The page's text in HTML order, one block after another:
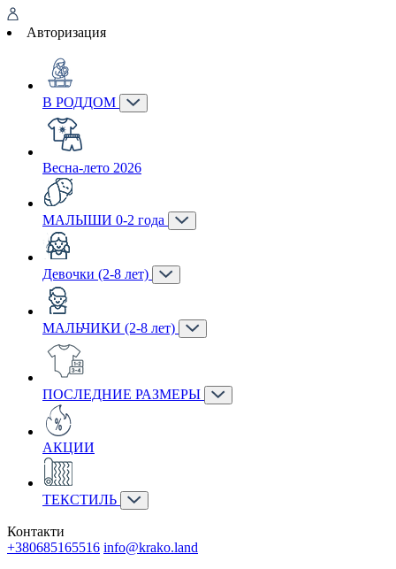
Авторизация
В РОДДОМ
Весна-лето 2026
МАЛЫШИ 0-2 года
Девочки (2-8 лет)
МАЛЬЧИКИ (2-8 лет)
ПОСЛЕДНИЕ РАЗМЕРЫ
АКЦИИ
ТЕКСТИЛЬ
Контакти
+380685165516 info@krako.land